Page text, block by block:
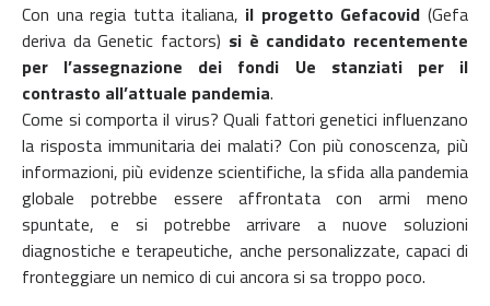
Con una regia tutta italiana, il progetto Gefacovid (Gefa
deriva da Genetic factors) si è candidato recentemente
per l’assegnazione dei fondi Ue stanziati per il
contrasto all’attuale pandemia.
Come si comporta il virus? Quali fattori genetici influenzano
la risposta immunitaria dei malati? Con più conoscenza, più
informazioni, più evidenze scientifiche, la sfida alla pandemia
globale potrebbe essere affrontata con armi meno
spuntate, e si potrebbe arrivare a nuove soluzioni
diagnostiche e terapeutiche, anche personalizzate, capaci di
fronteggiare un nemico di cui ancora si sa troppo poco.